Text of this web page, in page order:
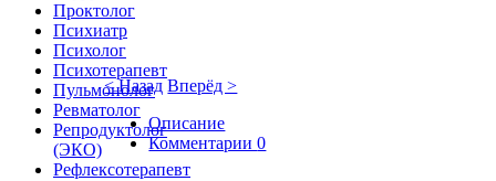
< Назад Вперёд >
Описание
Комментарии0
Проктолог
Психиатр
Психолог
Психотерапевт
Пульмонолог
Ревматолог
Репродуктолог
(ЭКО)
Рефлексотерапевт